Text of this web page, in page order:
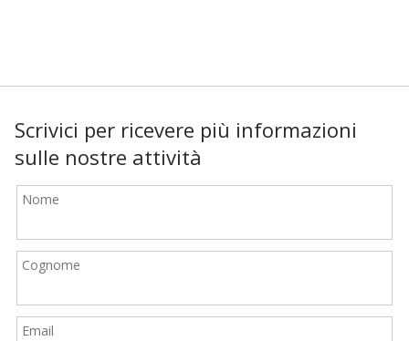
Scrivici per ricevere più informazioni
sulle nostre attività
Nome
Cognome
Email